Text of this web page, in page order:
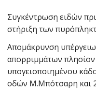
Συγκέντρωση ειδών
στήριξη των
Απομάκρυνση
απορριμμάτων
υπογειοποιημένου
οδών Μ.Μπότσαρη και